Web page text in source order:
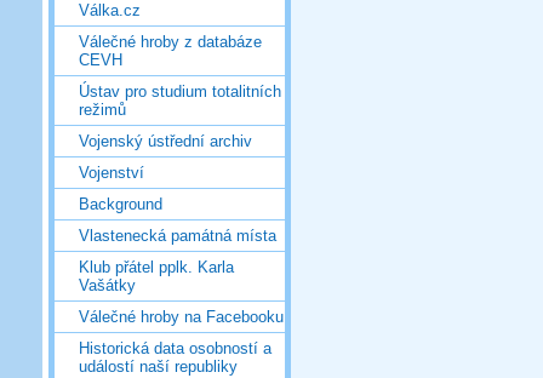
Válka.cz
Válečné hroby z databáze
CEVH
Ústav pro studium totalitních
režimů
Vojenský ústřední archiv
Vojenství
Background
Vlastenecká památná místa
Klub přátel pplk. Karla
Vašátky
Válečné hroby na Facebooku
Historická data osobností a
událostí naší republiky